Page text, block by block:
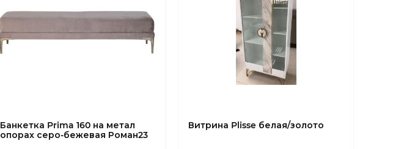
Банкетка Prima 160 на метал
опорах серо-бежевая Роман23
Витрина Plisse белая/золото